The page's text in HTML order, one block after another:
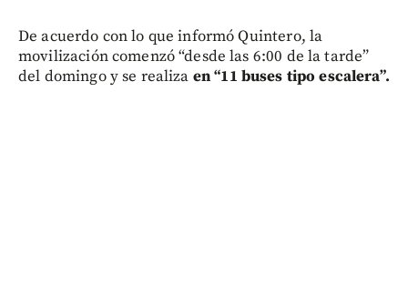
De acuerdo con lo que informó Quintero, la
movilización comenzó “desde las 6:00 de la tarde”
del domingo y se realiza en “11 buses tipo escalera”.